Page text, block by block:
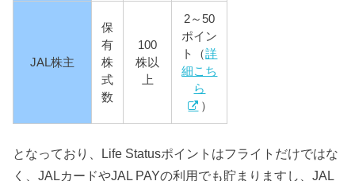
JAL株主
保
有
株
式
数
100
株以
上
2～50
ポイン
ト（詳
細こち
ら
）
となっており、Life Statusポイントはフライトだけではな
く、JALカードやJAL PAYの利用でも貯まりますし、JAL